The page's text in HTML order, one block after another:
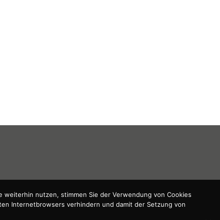
nutzen, stimmen Sie der Verwendung von Cookies
Internetbrowsers verhindern und damit der Setzung von